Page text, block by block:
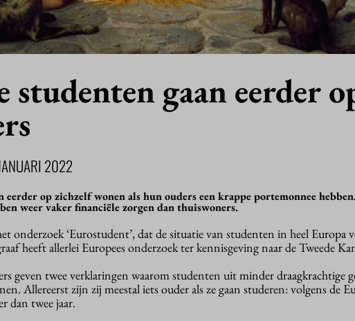
studenten gaan eerder
2022
eerder op zichzelf wonen als hun ouders een krappe portemonnee
weer vaker financiële zorgen dan thuiswoners.
onderzoek ‘Eurostudent’, dat de situatie van studenten in heel Europa
heeft allerlei Europees onderzoek ter kennisgeving naar de Tweede
geven twee verklaringen waarom studenten uit minder draagkrachtige
Allereerst zijn zij meestal iets ouder als ze gaan studeren: volgens de
dan twee jaar.